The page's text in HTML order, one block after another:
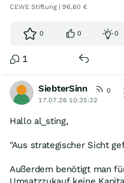
CEWE Stiftung | 96,60 €
0 0 0
1
SiebterSinn
0
17.07.26 10:35:32
Hallo al_sting,
"Aus strategischer Sicht
Außerdem benötigt man